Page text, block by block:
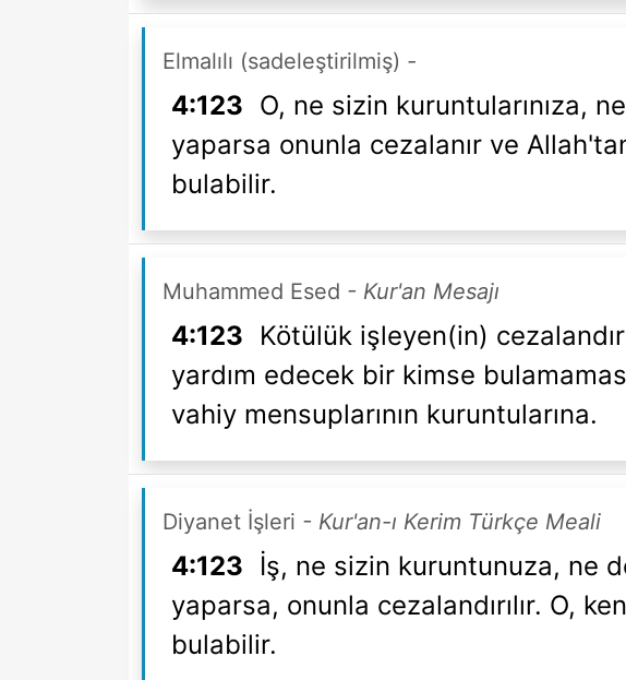
Elmalılı (sadeleştirilmiş) -
4:123 O, ne sizin kuruntularınıza,
yaparsa onunla cezalanır ve
bulabilir.
Muhammed Esed - Kur'an Mesajı
4:123
Kötülük işleyen(in)
yardım edecek bir kimse
vahiy mensuplarının kuruntularına.
Diyanet İşleri - Kur'an-ı Kerim Türkçe Meali
4:123
İş, ne sizin kuruntunuza, ne
yaparsa, onunla cezalandırılır. O,
bulabilir.